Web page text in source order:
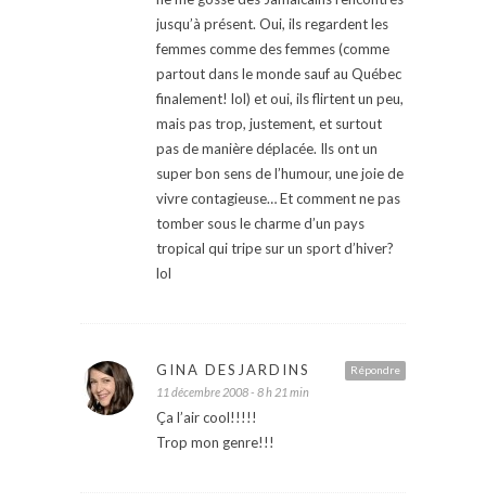
jusqu’à présent. Oui, ils regardent les
femmes comme des femmes (comme
partout dans le monde sauf au Québec
finalement! lol) et oui, ils flirtent un peu,
mais pas trop, justement, et surtout
pas de manière déplacée. Ils ont un
super bon sens de l’humour, une joie de
vivre contagieuse… Et comment ne pas
tomber sous le charme d’un pays
tropical qui tripe sur un sport d’hiver?
lol
Répondre
GINA DESJARDINS
11 décembre 2008 - 8 h 21 min
Ça l’air cool!!!!!
Trop mon genre!!!